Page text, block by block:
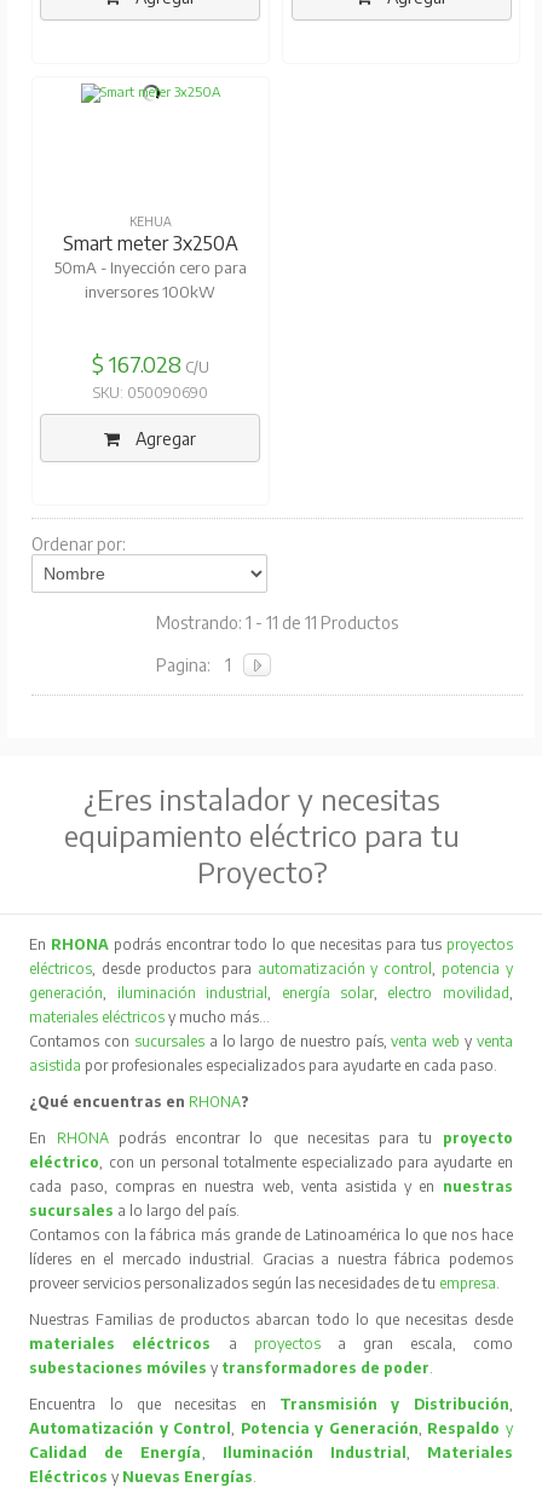
KEHUA
Smart meter 3x250A
50mA - Inyección cero para
inversores 100kW
$ 167.028 C/U
SKU: 050090690
Agregar
Ordenar por:
Mostrando: 1 - 11 de 11 Productos
Pagina: 1
¿Eres instalador y necesitas
equipamiento eléctrico para tu
Proyecto?
En RHONA podrás encontrar todo lo que necesitas para tus proyectos
eléctricos , desde productos para automatización y control
potencia y
generación
iluminación industrial energía solar, electro movilidad
materiales eléctricos y mucho más…
Contamos con sucursales a lo largo de nuestro país,venta web y venta
asistida por profesionales especializados para ayudarte en cada paso.
¿Qué encuentras en RHONA?
En RHONA podrás encontrar lo que necesitas para tu proyecto
eléctrico , con un personal totalmente especializado para ayudarte en
cada paso, compras en nuestra web, venta asistida y en nuestras
sucursales a lo largo del país.
Contamos con la fábrica más grande de Latinoamérica lo que nos hace
líderes en el mercado industrial. Gracias a nuestra fábrica podemos
proveer servicios personalizados según las necesidades de tu empresa
Nuestras Familias de productos abarcan todo lo que necesitas desde
materiales eléctricos
a proyectos
a gran escala, como
subestaciones móvilesy transformadores de poder
Encuentra lo que necesitas en Transmisión y Distribución
Automatización y Control
Potencia y Generación Respaldo y
Calidad de Energía
Iluminación Industrial
Materiales
Eléctricos y Nuevas Energías